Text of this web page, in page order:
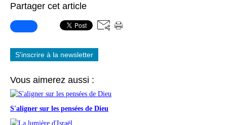
Partager cet article
S'inscrire à la newsletter
Vous aimerez aussi :
S'aligner sur les pensées de Dieu